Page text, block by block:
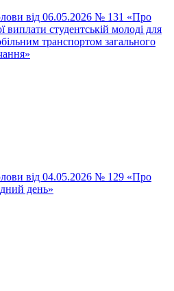
від 06.05.2026 № 131 «Про
виплати студентській молоді для
транспортом загального
від 04.05.2026 № 129 «Про
день»